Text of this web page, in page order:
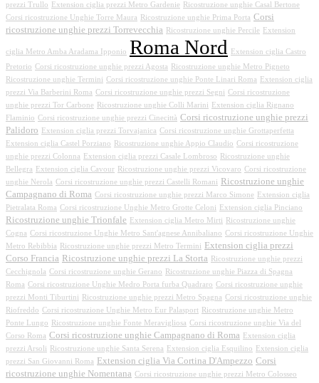
prezzi Trullo
Extension ciglia prezzi Metro Gardenie
Ricostruzione unghie Casal Bertone
Corsi ricostruzione Unghie Torre Maura
Ricostruzione unghie Prima Porta Corsi
ricostruzione unghie prezzi Torrevecchia
Ricostruzione unghie Percile Extension
ciglia Metro Amba Aradama Ipponio Roma Nord
Extension ciglia Castro
Pretorio Corsi ricostruzione unghie prezzi Agosta
Ricostruzione unghie Metro Pigneto
Ricostruzione unghie Termini Corsi ricostruzione unghie Ponte Linari Roma
Extension ciglia
prezzi Via Barberini Roma Corsi ricostruzione unghie prezzi Segni Corsi ricostruzione
unghie prezzi Tor Carbone
Ricostruzione unghie Colli Marini
Extension ciglia Rignano
Flaminio Corsi ricostruzione unghie prezzi Cinecittà Corsi ricostruzione unghie prezzi
Palidoro
Extension ciglia prezzi Torvajanica Corsi ricostruzione unghie Grottaperfetta
Extension ciglia Castel Porziano
Ricostruzione unghie Appio Claudio Corsi ricostruzione
unghie prezzi Colonna
Extension ciglia prezzi Casale Lombroso
Ricostruzione unghie
Bellegra
Extension ciglia Cavour Ricostruzione unghie prezzi Vicovaro Corsi ricostruzione
unghie Nerola Corsi ricostruzione unghie prezzi Castelli Romani
Ricostruzione unghie
Campagnano di Roma Corsi ricostruzione unghie prezzi Marco Simone
Extension ciglia
Pietralata Roma Corsi ricostruzione Unghie Metro Grotte Celoni Extension ciglia Pinciano
Ricostruzione unghie Trionfale Extension ciglia Metro Mirti
Ricostruzione unghie
Cogna Corsi ricostruzione Unghie Metro Sant'agnese Annibaliano Corsi ricostruzione Unghie
Metro Rebibbia
Ricostruzione unghie prezzi Metro Termini
Extension ciglia prezzi
Corso Francia Ricostruzione unghie prezzi La Storta
Ricostruzione unghie prezzi
Cecchignola Corsi ricostruzione unghie Gerano
Ricostruzione unghie Piazza di Spagna
Roma Corsi ricostruzione Unghie Medro Porta furba Quadraro Corsi ricostruzione unghie
prezzi Monti Tiburtini
Ricostruzione unghie prezzi Metro Spagna Corsi ricostruzione unghie
Riofreddo Corsi ricostruzione Unghie Metro Eur Palasport
Ricostruzione unghie Metro
Ponte Lungo
Ricostruzione unghie Fonte Meravigliosa Corsi ricostruzione unghie Via del
Corso Roma Corsi ricostruzione unghie Campagnano di Roma
Extension ciglia
prezzi Arsoli
Ricostruzione unghie Santa Serena Extension ciglia Esquilino
Extension ciglia
prezzi San Giovanni Roma
Extension ciglia Via Cortina D'Ampezzo Corsi
ricostruzione unghie Nomentana Corsi ricostruzione unghie prezzi Metro Colosseo